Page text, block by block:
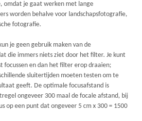
omdat je gaat werken met lange
worden behalve voor landschapsfotografie,
fotografie.
je geen gebruik maken van de
die immers niets ziet door het filter. Je kunt
focussen en dan het filter erop draaien;
sluitertijden moeten testen om te
geeft. De optimale focusafstand is
ongeveer 300 maal de focale afstand, bij
op een punt dat ongeveer 5 cm x 300 = 1500